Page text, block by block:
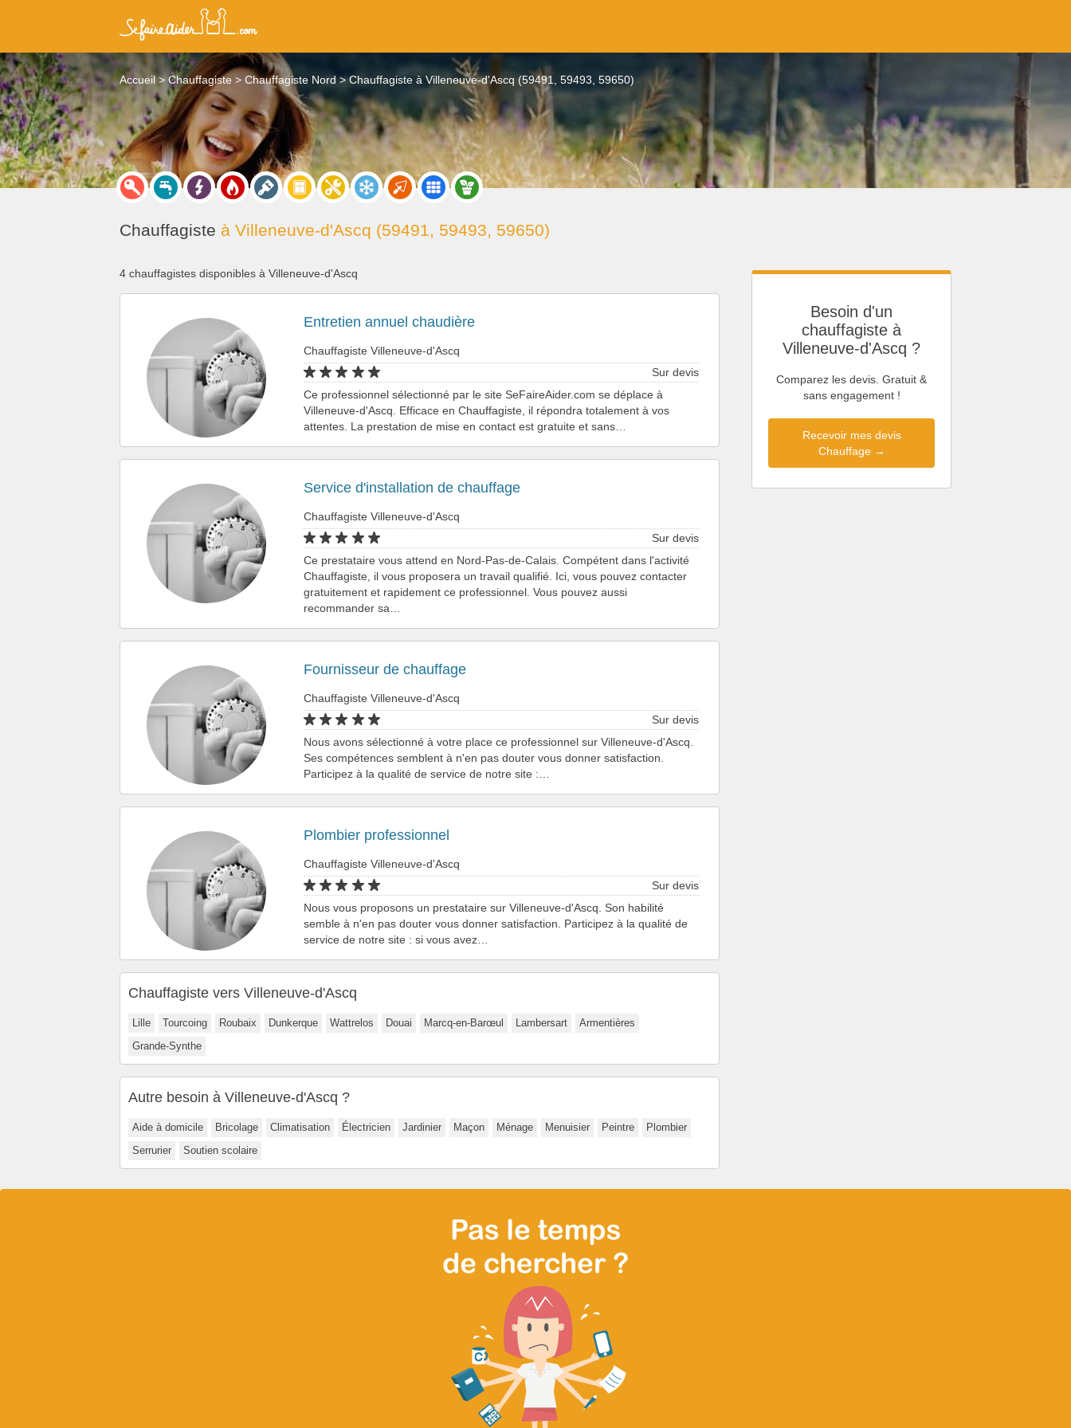
Accueil Chauffagiste Chauffagiste Nord Chauffagiste à Villeneuve-d'Ascq (59491, 59493, 59650)
Chauffagiste à Villeneuve-d'Ascq (59491, 59493, 59650)
Besoin d'un
chauffagiste à
Villeneuve-d'Ascq ?
Comparez les devis. Gratuit &
sans engagement !
Recevoir mes devis
Chauffage →
4 chauffagistes disponibles à Villeneuve-d'Ascq
Entretien annuel chaudière
Chauffagiste Villeneuve-d'Ascq
Sur devis
Ce professionnel sélectionné par le site SeFaireAider.com se déplace à
Villeneuve-d'Ascq. Efficace en Chauffagiste, il répondra totalement à vos
attentes. La prestation de mise en contact est gratuite et sans…
Service d'installation de chauffage
Chauffagiste Villeneuve-d'Ascq
Sur devis
Ce prestataire vous attend en Nord-Pas-de-Calais. Compétent dans l'activité
Chauffagiste, il vous proposera un travail qualifié. Ici, vous pouvez contacter
gratuitement et rapidement ce professionnel. Vous pouvez aussi
recommander sa…
Fournisseur de chauffage
Chauffagiste Villeneuve-d'Ascq
Sur devis
Nous avons sélectionné à votre place ce professionnel sur Villeneuve-d'Ascq.
Ses compétences semblent à n'en pas douter vous donner satisfaction.
Participez à la qualité de service de notre site :…
Plombier professionnel
Chauffagiste Villeneuve-d'Ascq
Sur devis
Nous vous proposons un prestataire sur Villeneuve-d'Ascq. Son habilité
semble à n'en pas douter vous donner satisfaction. Participez à la qualité de
service de notre site : si vous avez…
Chauffagiste vers Villeneuve-d'Ascq
Lille Tourcoing Roubaix Dunkerque Wattrelos Douai Marcq-en-Barœul Lambersart
Armentières
Grande-Synthe
Autre besoin à Villeneuve-d'Ascq ?
Aide à domicile Bricolage Climatisation Électricien Jardinier Maçon Ménage Menuisier Peintre
Plombier
Serrurier
Soutien scolaire